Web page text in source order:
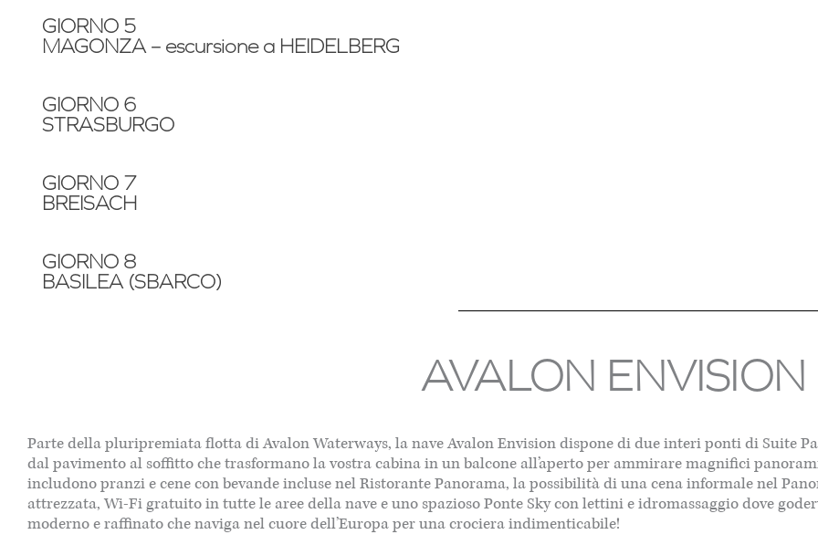
GIORNO 5
MAGONZA – escursione a HEIDELBERG
GIORNO 6
STRASBURGO
GIORNO 7
BREISACH
GIORNO 8
BASILEA (SBARCO)
AVALON ENVISION
Parte della pluripremiata flotta di Avalon Waterways, la nave Avalon Envision dispone di due interi ponti di Suite
dal pavimento al soffitto che trasformano la vostra cabina in un balcone all’aperto per ammirare magnifici
includono pranzi e cene con bevande incluse nel Ristorante Panorama, la possibilità di una cena informale nel
attrezzata, Wi-Fi gratuito in tutte le aree della nave e uno spazioso Ponte Sky con lettini e idromassaggio dove
moderno e raffinato che naviga nel cuore dell’Europa per una crociera indimenticabile!